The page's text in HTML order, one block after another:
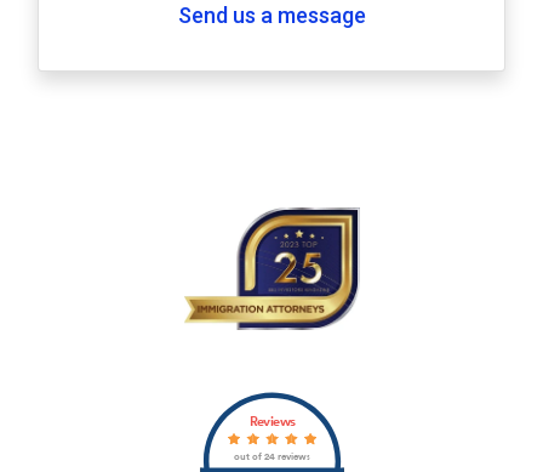
Send us a message
Reviews
out of 24 reviews